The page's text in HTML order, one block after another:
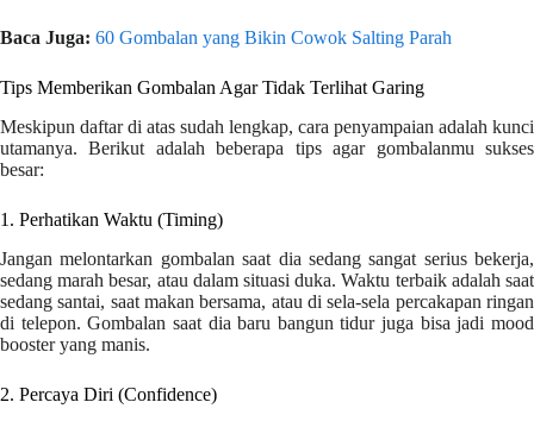
Baca Juga: 60 Gombalan yang Bikin Cowok Salting Parah
Tips Memberikan Gombalan Agar Tidak Terlihat Garing
Meskipun daftar di atas sudah lengkap, cara penyampaian adalah kunci
utamanya. Berikut adalah beberapa tips agar gombalanmu sukses
besar:
1. Perhatikan Waktu (Timing)
Jangan melontarkan gombalan saat dia sedang sangat serius bekerja,
sedang marah besar, atau dalam situasi duka. Waktu terbaik adalah saat
sedang santai, saat makan bersama, atau di sela-sela percakapan ringan
di telepon. Gombalan saat dia baru bangun tidur juga bisa jadi mood
booster yang manis.
2. Percaya Diri (Confidence)